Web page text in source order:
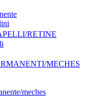
RETINE
MECHES
meches